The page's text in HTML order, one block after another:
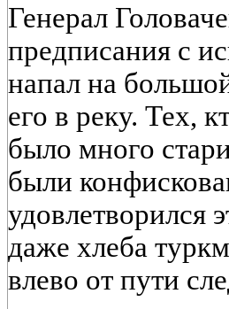
Генерал
предписания с
напал на
его в реку. Тех,
было много
были
удовлетворился
даже хлеба
влево от пути